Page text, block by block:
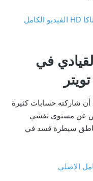
ناار.. فيديو فضيحة هدير عبد الرازق مع اوتاكا HD الفيديو الكامل
في
أن شاركته حسابات كثيرة
عن مستوى تفشي
مناطق سيطرة قسد في